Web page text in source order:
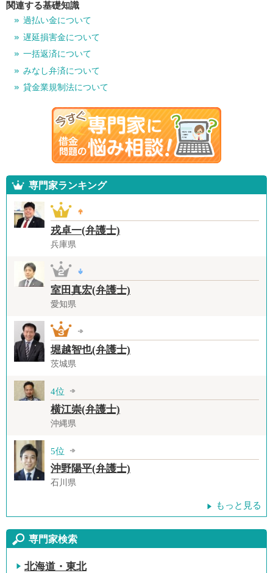
関連する基礎知識
過払い金について
遅延損害金について
一括返済について
みなし弁済について
貸金業規制法について
専門家ランキング
戎卓一(弁護士)
兵庫県
室田真宏(弁護士)
愛知県
堀越智也(弁護士)
茨城県
4位
横江崇(弁護士)
沖縄県
5位
沖野陽平(弁護士)
石川県
もっと見る
専門家検索
北海道・東北